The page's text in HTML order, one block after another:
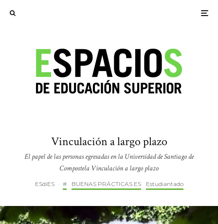
Vinculación a largo plazo
El papel de las personas egresadas en la Universidad de Santiago de
Compostela Vinculación a largo plazo
ESdiES · # BUENAS PRÁCTICAS ES Estudiantado